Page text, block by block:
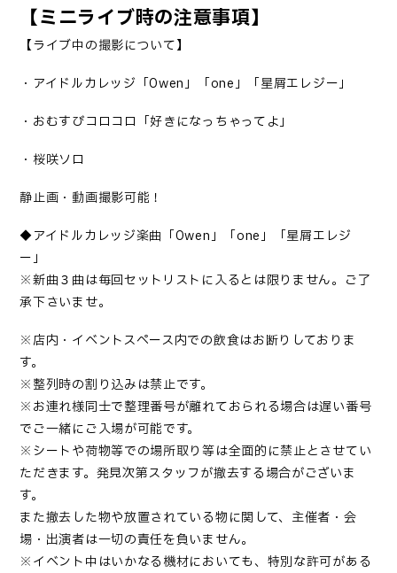
【ミニライブ時の注意事項】
【ライブ中の撮影について】
・アイドルカレッジ「Owen」「one」「星屑エレジー」
・おむすびコロコロ「好きになっちゃってよ」
・桜咲ソロ
静止画・動画撮影可能！
◆アイドルカレッジ楽曲「Owen」「one」「星屑エレジ
ー」
※新曲３曲は毎回セットリストに入るとは限りません。ご了
承下さいませ。
※店内・イベントスペース内での飲食はお断りしておりま
す。
※整列時の割り込みは禁止です。
※お連れ様同士で整理番号が離れておられる場合は遅い番号
でご一緒にご入場が可能です。
※シートや荷物等での場所取り等は全面的に禁止とさせてい
ただきます。発見次第スタッフが撤去する場合がございま
す。
また撤去した物や放置されている物に関して、主催者・会
場・出演者は一切の責任を負いません。
※イベント中はいかなる機材においても、特別な許可がある